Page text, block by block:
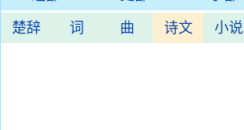
楚辞 词 曲 诗文 小说